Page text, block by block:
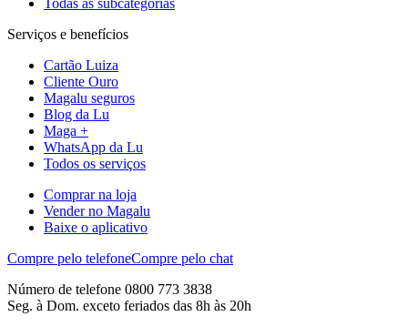
Serviços e benefícios
Cartão Luiza
Cliente Ouro
Magalu seguros
Blog da Lu
Maga +
WhatsApp da Lu
Todos os serviços
Comprar na loja
Vender no Magalu
Baixe o aplicativo
Compre pelo telefoneCompre pelo chat
Número de telefone 0800 773 3838
Seg. à Dom. exceto feriados das 8h às 20h